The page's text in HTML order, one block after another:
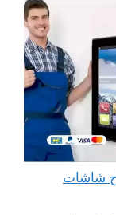
55880595 إصلاح شاشات